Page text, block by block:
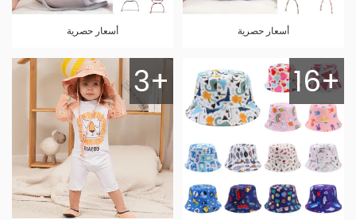
أسعار حصرية أسعار حصرية
16+
3+